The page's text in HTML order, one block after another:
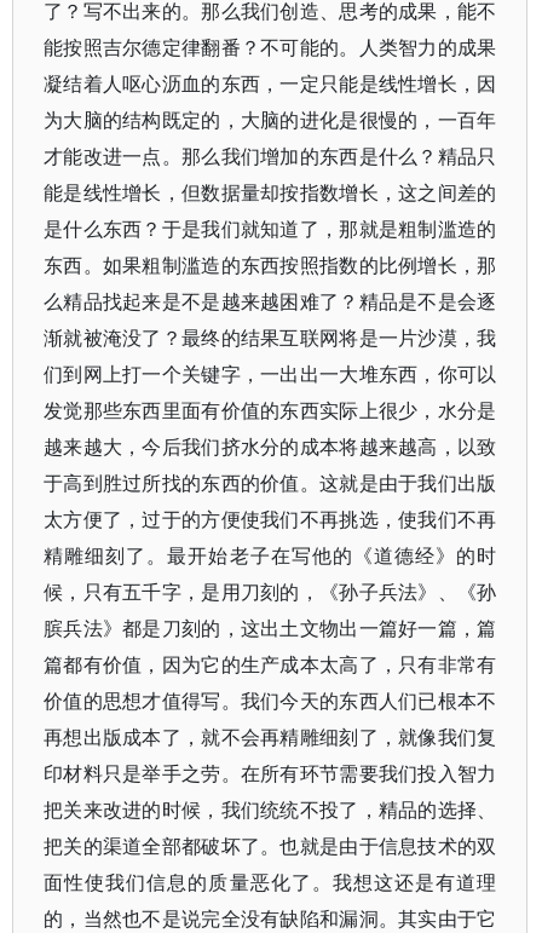
了？写不出来的。那么我们创造、思考的成果，能不
能按照吉尔德定律翻番？不可能的。人类智力的成果
凝结着人呕心沥血的东西，一定只能是线性增长，因
为大脑的结构既定的，大脑的进化是很慢的，一百年
才能改进一点。那么我们增加的东西是什么？精品只
能是线性增长，但数据量却按指数增长，这之间差的
是什么东西？于是我们就知道了，那就是粗制滥造的
东西。如果粗制滥造的东西按照指数的比例增长，那
么精品找起来是不是越来越困难了？精品是不是会逐
渐就被淹没了？最终的结果互联网将是一片沙漠，我
们到网上打一个关键字，一出出一大堆东西，你可以
发觉那些东西里面有价值的东西实际上很少，水分是
越来越大，今后我们挤水分的成本将越来越高，以致
于高到胜过所找的东西的价值。这就是由于我们出版
太方便了，过于的方便使我们不再挑选，使我们不再
精雕细刻了。最开始老子在写他的《道德经》的时
候，只有五千字，是用刀刻的，《孙子兵法》、《孙
膑兵法》都是刀刻的，这出土文物出一篇好一篇，篇
篇都有价值，因为它的生产成本太高了，只有非常有
价值的思想才值得写。我们今天的东西人们已根本不
再想出版成本了，就不会再精雕细刻了，就像我们复
印材料只是举手之劳。在所有环节需要我们投入智力
把关来改进的时候，我们统统不投了，精品的选择、
把关的渠道全部都破坏了。也就是由于信息技术的双
面性使我们信息的质量恶化了。我想这还是有道理
的，当然也不是说完全没有缺陷和漏洞。其实由于它